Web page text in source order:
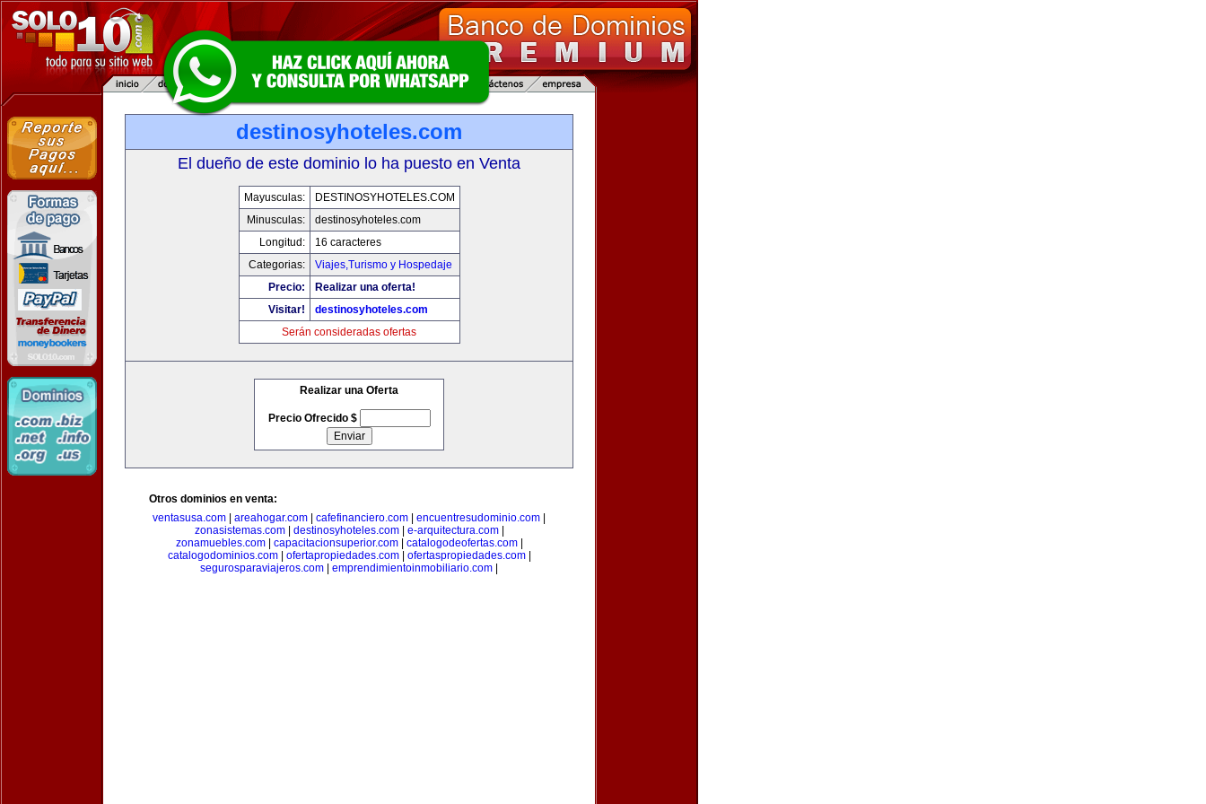
destinosyhoteles.com
El dueño de este dominio lo ha puesto en Venta
Mayusculas:
DESTINOSYHOTELES.COM
Minusculas:
destinosyhoteles.com
Longitud:
16 caracteres
Categorias:
Viajes,Turismo y Hospedaje
Precio:
Realizar una oferta!
Visitar!
destinosyhoteles.com
Serán consideradas ofertas
Realizar una Oferta
Precio Ofrecido $
Otros dominios en venta:
ventasusa.com
areahogar.com cafefinanciero.com encuentresudominio.com
zonasistemas.com| destinosyhoteles.com| e-arquitectura.com|
zonamuebles.com| capacitacionsuperior.com| catalogodeofertas.com|
catalogodominios.com| ofertapropiedades.com| ofertaspropiedades.com|
segurosparaviajeros.com
emprendimientoinmobiliario.com